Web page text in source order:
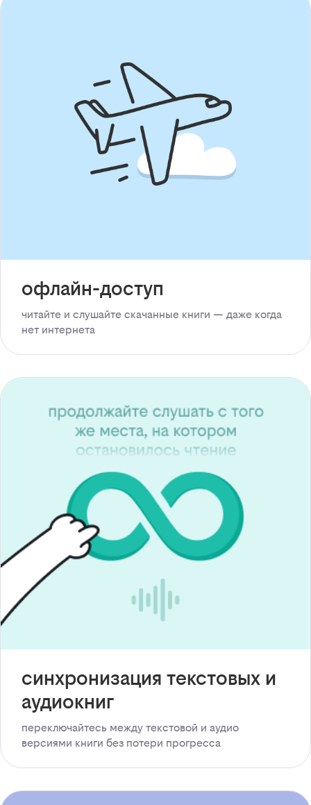
офлайн-доступ
читайте и слушайте скачанные книги — даже когда
нет интернета
синхронизация текстовых и
аудиокниг
переключайтесь между текстовой и аудио
версиями книги без потери прогресса